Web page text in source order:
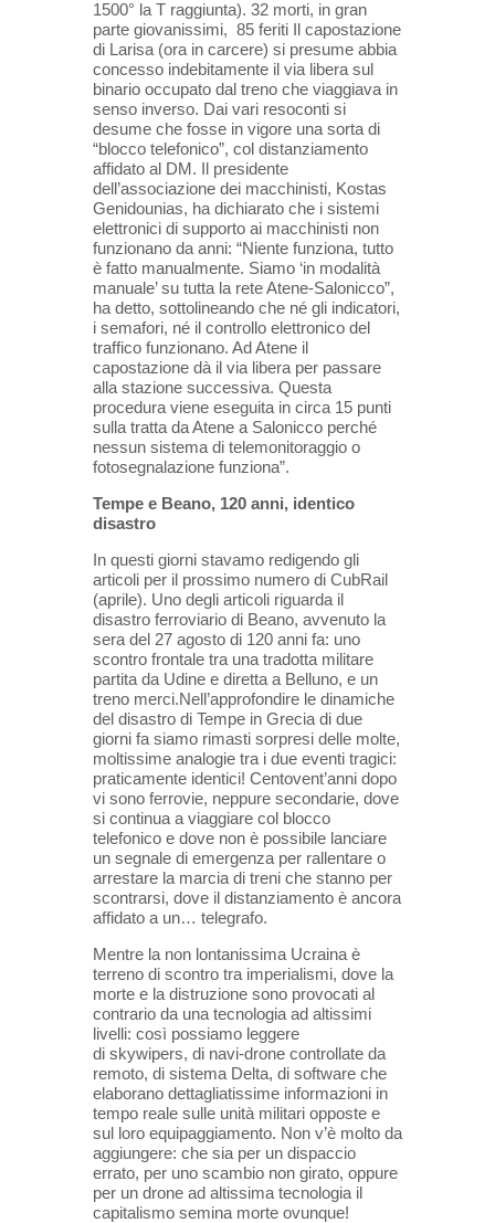
1500° la T raggiunta). 32 morti, in gran
parte giovanissimi, 85 feriti Il capostazione
di Larisa (ora in carcere) si presume abbia
concesso indebitamente il via libera sul
binario occupato dal treno che viaggiava in
senso inverso. Dai vari resoconti si
desume che fosse in vigore una sorta di
“blocco telefonico”, col distanziamento
affidato al DM. Il presidente
dell’associazione dei macchinisti, Kostas
Genidounias, ha dichiarato che i sistemi
elettronici di supporto ai macchinisti non
funzionano da anni: “Niente funziona, tutto
è fatto manualmente. Siamo ‘in modalità
manuale’ su tutta la rete Atene-Salonicco”,
ha detto, sottolineando che né gli indicatori,
i semafori, né il controllo elettronico del
traffico funzionano. Ad Atene il
capostazione dà il via libera per passare
alla stazione successiva. Questa
procedura viene eseguita in circa 15 punti
sulla tratta da Atene a Salonicco perché
nessun sistema di telemonitoraggio o
fotosegnalazione funziona”.
Tempe e Beano, 120 anni, identico
disastro
In questi giorni stavamo redigendo gli
articoli per il prossimo numero di CubRail
(aprile). Uno degli articoli riguarda il
disastro ferroviario di Beano, avvenuto la
sera del 27 agosto di 120 anni fa: uno
scontro frontale tra una tradotta militare
partita da Udine e diretta a Belluno, e un
treno merci.Nell’approfondire le dinamiche
del disastro di Tempe in Grecia di due
giorni fa siamo rimasti sorpresi delle molte,
moltissime analogie tra i due eventi tragici:
praticamente identici! Centovent’anni dopo
vi sono ferrovie, neppure secondarie, dove
si continua a viaggiare col blocco
telefonico e dove non è possibile lanciare
un segnale di emergenza per rallentare o
arrestare la marcia di treni che stanno per
scontrarsi, dove il distanziamento è ancora
affidato a un… telegrafo.
Mentre la non lontanissima Ucraina è
terreno di scontro tra imperialismi, dove la
morte e la distruzione sono provocati al
contrario da una tecnologia ad altissimi
livelli: così possiamo leggere
di skywipers, di navi-drone controllate da
remoto, di sistema Delta, di software che
elaborano dettagliatissime informazioni in
tempo reale sulle unità militari opposte e
sul loro equipaggiamento. Non v’è molto da
aggiungere: che sia per un dispaccio
errato, per uno scambio non girato, oppure
per un drone ad altissima tecnologia il
capitalismo semina morte ovunque!